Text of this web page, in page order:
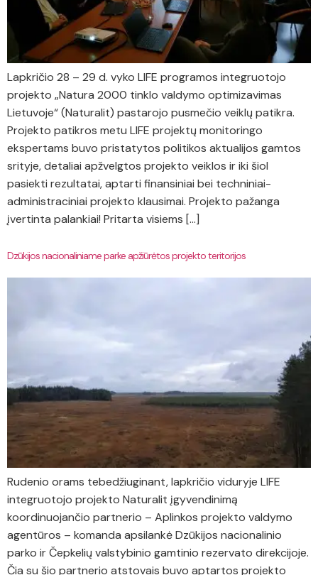
Lapkričio 28 – 29 d. vyko LIFE programos integruotojo
projekto „Natura 2000 tinklo valdymo optimizavimas
Lietuvoje“ (Naturalit) pastarojo pusmečio veiklų patikra.
Projekto patikros metu LIFE projektų monitoringo
ekspertams buvo pristatytos politikos aktualijos gamtos
srityje, detaliai apžvelgtos projekto veiklos ir iki šiol
pasiekti rezultatai, aptarti finansiniai bei techniniai-
administraciniai projekto klausimai. Projekto pažanga
įvertinta palankiai! Pritarta visiems […]
Dzūkijos nacionaliniame parke apžiūrėtos projekto teritorijos
Rudenio orams tebedžiuginant, lapkričio viduryje LIFE
integruotojo projekto Naturalit įgyvendinimą
koordinuojančio partnerio – Aplinkos projekto valdymo
agentūros – komanda apsilankė Dzūkijos nacionalinio
parko ir Čepkelių valstybinio gamtinio rezervato direkcijoje.
Čia su šio partnerio atstovais buvo aptartos projekto